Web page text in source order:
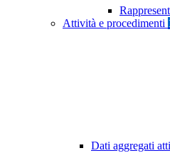
Attività e procedimenti
Dati aggregati